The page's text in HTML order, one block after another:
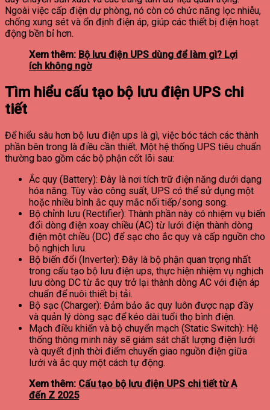
Ngoài việc cấp điện dự phòng, nó còn có chức năng lọc nhiễu,
chống xung sét và ổn định điện áp, giúp các thiết bị điện hoạt
động bền bỉ hơn.
Xem thêm: Bộ lưu điện UPS dùng để làm gì? Lợi
ích không ngờ
Tìm hiểu cấu tạo bộ lưu điện UPS chi
tiết
Để hiểu sâu hơn bộ lưu điện ups là gì, việc bóc tách các thành
phần bên trong là điều cần thiết. Một hệ thống UPS tiêu chuẩn
thường bao gồm các bộ phận cốt lõi sau:
Ắc quy (Battery): Đây là nơi tích trữ điện năng dưới dạng
hóa năng. Tùy vào công suất, UPS có thể sử dụng một
hoặc nhiều bình ắc quy mắc nối tiếp/song song.
Bộ chỉnh lưu (Rectifier): Thành phần này có nhiệm vụ biến
đổi dòng điện xoay chiều (AC) từ lưới điện thành dòng
điện một chiều (DC) để sạc cho ắc quy và cấp nguồn cho
bộ nghịch lưu.
Bộ biến đổi (Inverter): Đây là bộ phận quan trọng nhất
trong cấu tạo bộ lưu điện ups, thực hiện nhiệm vụ nghịch
lưu dòng DC từ ắc quy trở lại thành dòng AC với điện áp
chuẩn để nuôi thiết bị tải.
Bộ sạc (Charger): Đảm bảo ắc quy luôn được nạp đầy
và quản lý dòng sạc để kéo dài tuổi thọ bình điện.
Mạch điều khiển và bộ chuyển mạch (Static Switch): Hệ
thống thông minh này sẽ giám sát chất lượng điện lưới
và quyết định thời điểm chuyển giao nguồn điện giữa
lưới và ắc quy một cách tự động.
Xem thêm: Cấu tạo bộ lưu điện UPS chi tiết từ A
đến Z 2025